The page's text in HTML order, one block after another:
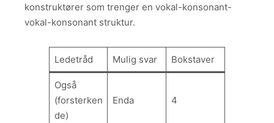
konstruktører som trenger en vokal-konsonant-
vokal-konsonant struktur.
Ledetråd Mulig svar Bokstaver
Også
(forsterken
de)
Enda 4